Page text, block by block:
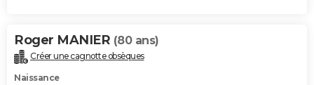
Roger MANIER (80 ans)
Créer une cagnotte obsèques
Naissance